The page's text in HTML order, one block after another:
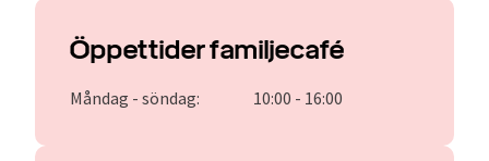
Öppettider familjecafé
Måndag - söndag: 10:00 - 16:00